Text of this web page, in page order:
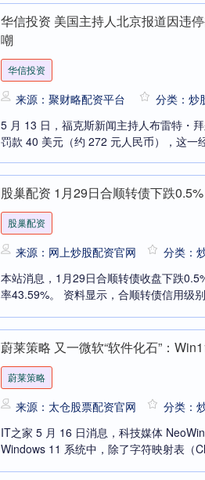
华信投资 美国主持人北京报道因违
嘲
华信投资
来源：聚财略配资平台 分类：炒
5 月 13 日，福克斯新闻主持人布雷特・
罚款 40 美元（约 272 元人民币），这一
股巢配资 1月29日合顺转债下跌
股巢配资
来源：网上炒股配资官网 分类：
本站消息，1月29日合顺转债收盘下跌
率43.59%。 资料显示，合顺转债信用级
蔚莱策略 又一微软“软件化石”：
蔚莱策略
来源：太仓股票配资官网 分类：
IT之家 5 月 16 日消息，科技媒体
Windows 11 系统中，除了字符映射表（
0.42%